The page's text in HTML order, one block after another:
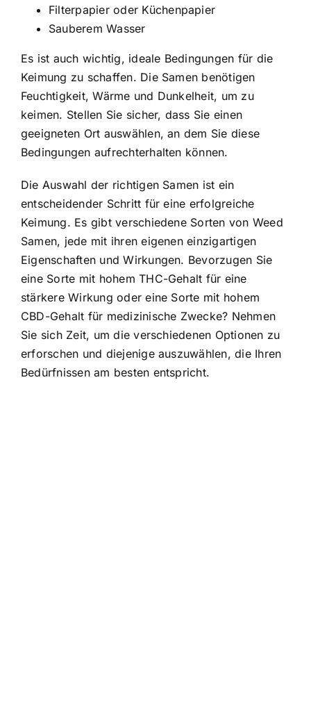
Filterpapier oder Küchenpapier
Sauberem Wasser
Es ist auch wichtig, ideale Bedingungen für die
Keimung zu schaffen. Die Samen benötigen
Feuchtigkeit, Wärme und Dunkelheit, um zu
keimen. Stellen Sie sicher, dass Sie einen
geeigneten Ort auswählen, an dem Sie diese
Bedingungen aufrechterhalten können.
Die Auswahl der richtigen Samen ist ein
entscheidender Schritt für eine erfolgreiche
Keimung. Es gibt verschiedene Sorten von Weed
Samen, jede mit ihren eigenen einzigartigen
Eigenschaften und Wirkungen. Bevorzugen Sie
eine Sorte mit hohem THC-Gehalt für eine
stärkere Wirkung oder eine Sorte mit hohem
CBD-Gehalt für medizinische Zwecke? Nehmen
Sie sich Zeit, um die verschiedenen Optionen zu
erforschen und diejenige auszuwählen, die Ihren
Bedürfnissen am besten entspricht.